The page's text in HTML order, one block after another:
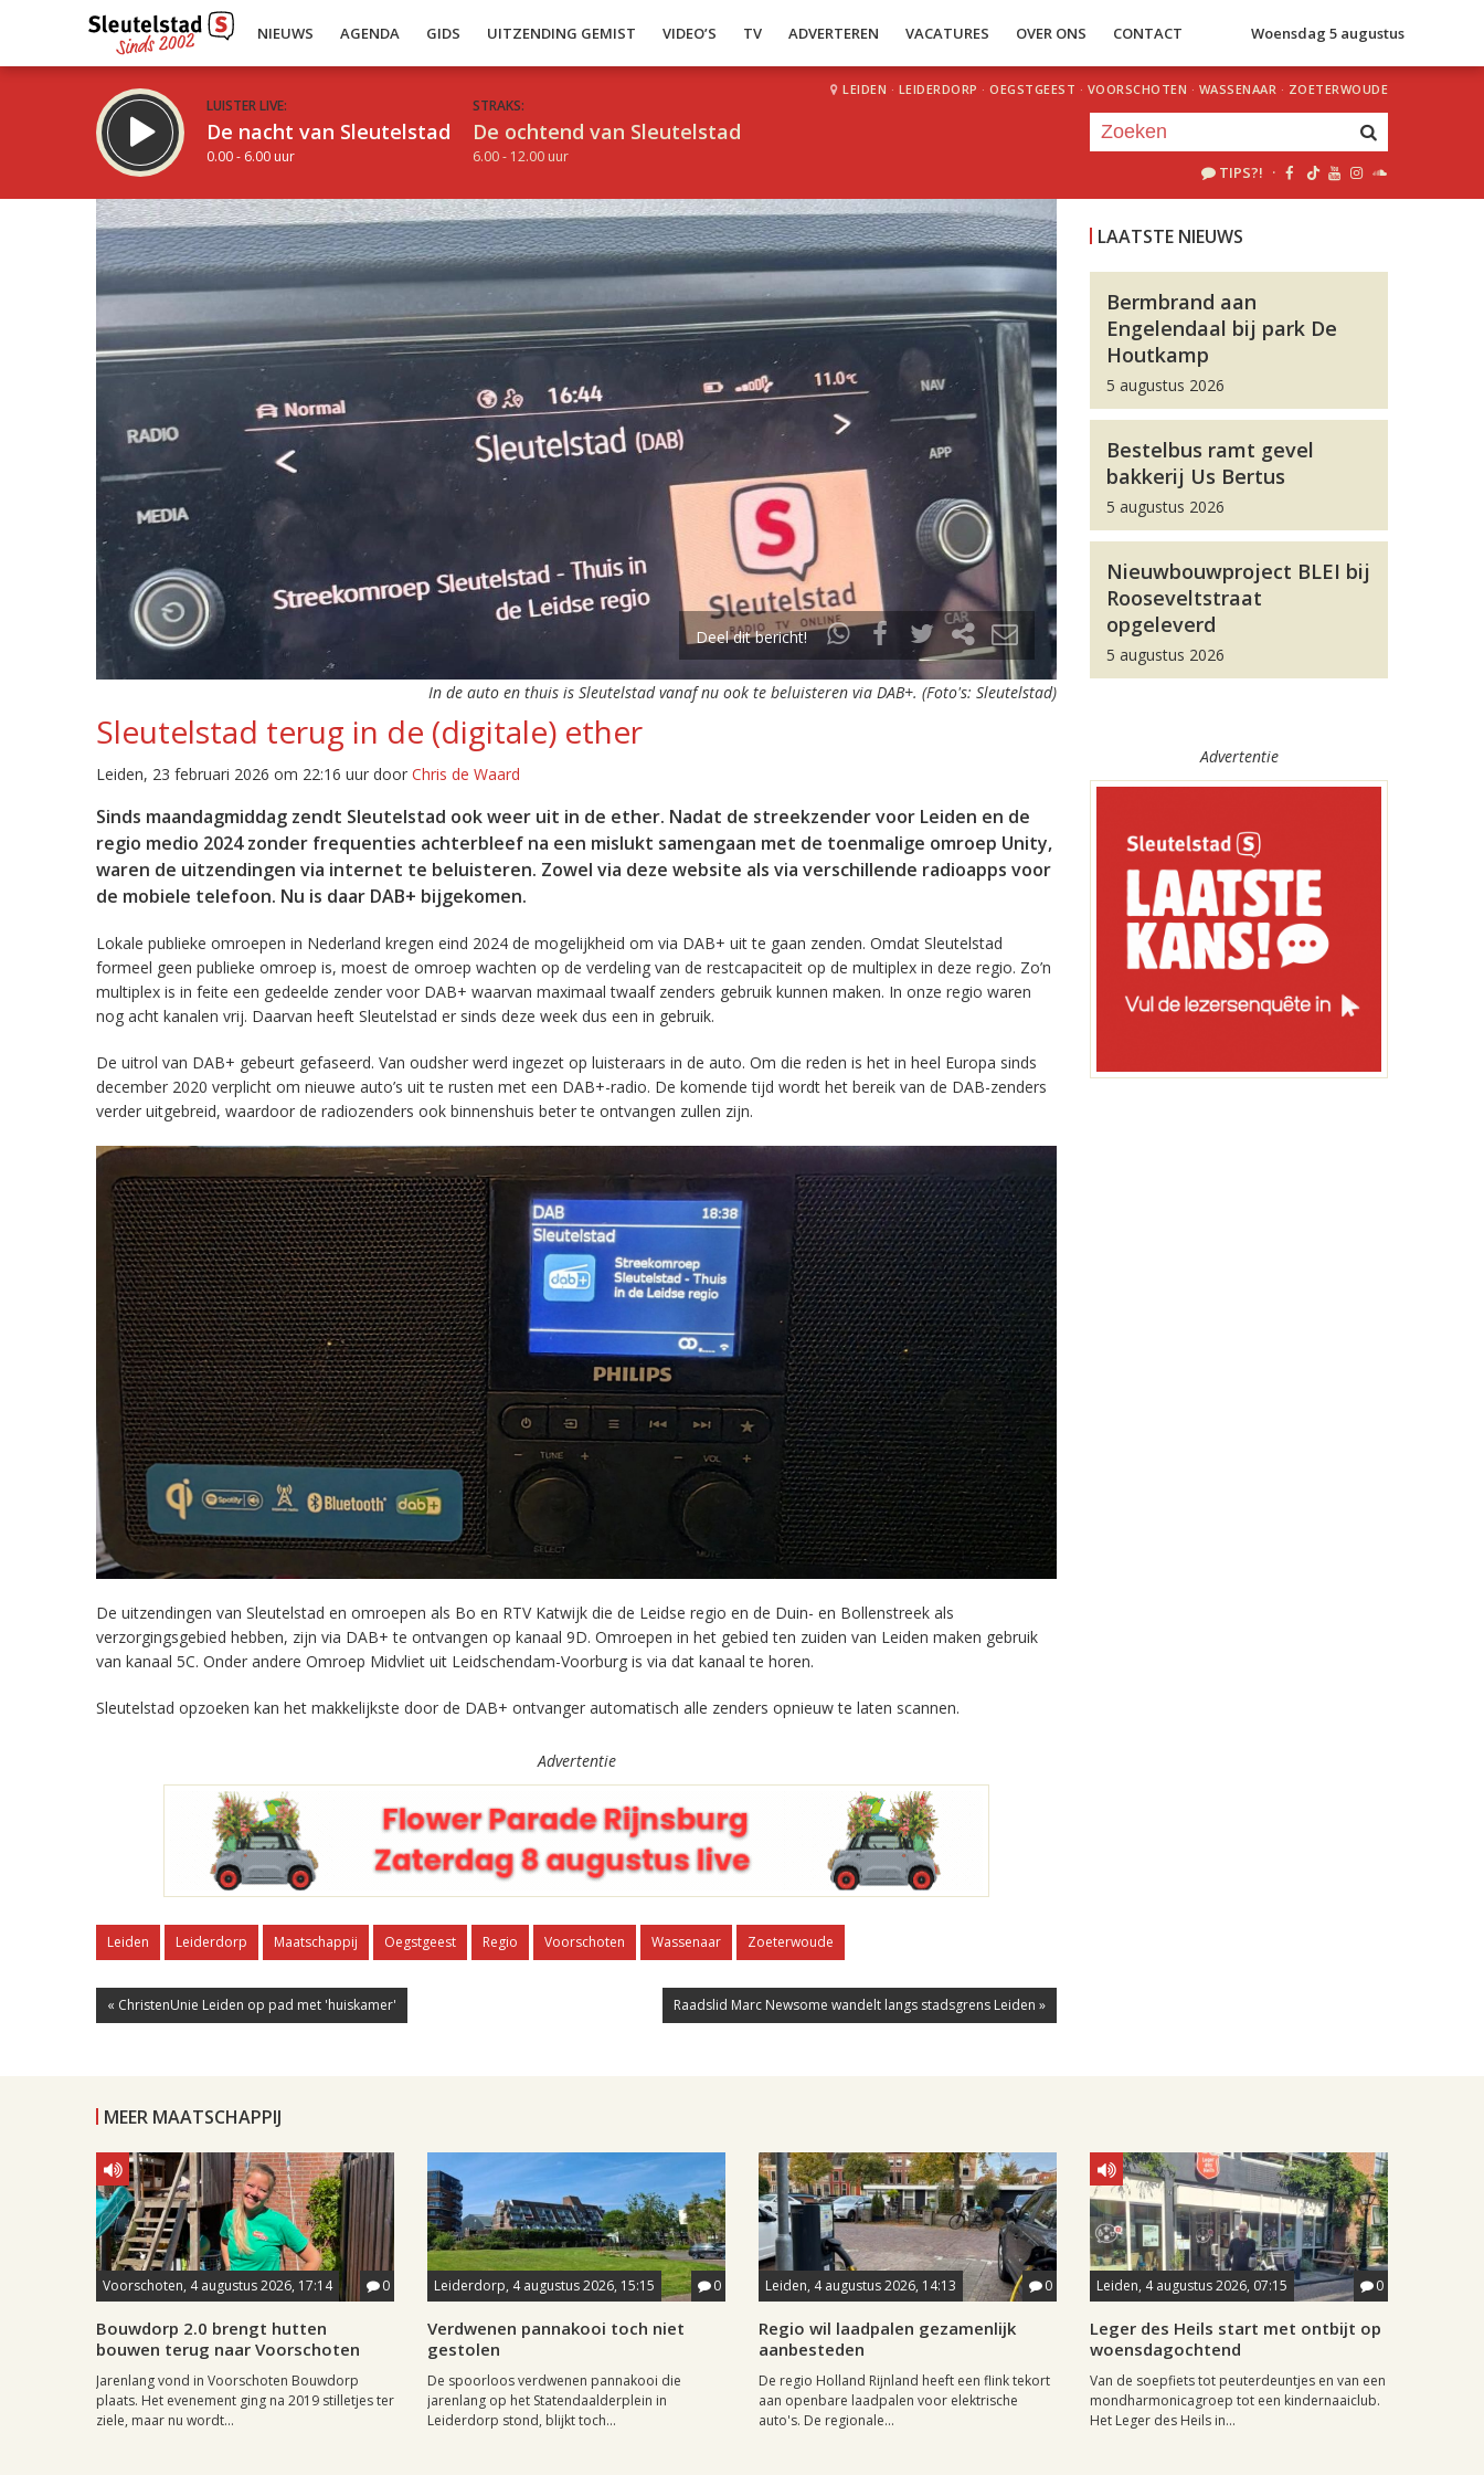
NIEUWS AGENDA GIDS UITZENDING GEMIST VIDEO’S TV ADVERTEREN VACATURES OVER ONS CONTACT Woensdag 5 augustus
LUISTER LIVE:
De nacht van Sleutelstad
0.00 - 6.00 uur
STRAKS:
De ochtend van Sleutelstad
6.00 - 12.00 uur
LEIDEN · LEIDERDORP · OEGSTGEEST · VOORSCHOTEN · WASSENAAR · ZOETERWOUDE
TIPS?! ·
Deel dit bericht!
In de auto en thuis is Sleutelstad vanaf nu ook te beluisteren via DAB+. (Foto's: Sleutelstad)
Sleutelstad terug in de (digitale) ether
Leiden, 23 februari 2026 om 22:16 uur door Chris de Waard
Sinds maandagmiddag zendt Sleutelstad ook weer uit in de ether. Nadat de streekzender voor Leiden en de
regio medio 2024 zonder frequenties achterbleef na een mislukt samengaan met de toenmalige omroep Unity,
waren de uitzendingen via internet te beluisteren. Zowel via deze website als via verschillende radioapps voor
de mobiele telefoon. Nu is daar DAB+ bijgekomen.
Lokale publieke omroepen in Nederland kregen eind 2024 de mogelijkheid om via DAB+ uit te gaan zenden. Omdat Sleutelstad
formeel geen publieke omroep is, moest de omroep wachten op de verdeling van de restcapaciteit op de multiplex in deze regio. Zo’n
multiplex is in feite een gedeelde zender voor DAB+ waarvan maximaal twaalf zenders gebruik kunnen maken. In onze regio waren
nog acht kanalen vrij. Daarvan heeft Sleutelstad er sinds deze week dus een in gebruik.
De uitrol van DAB+ gebeurt gefaseerd. Van oudsher werd ingezet op luisteraars in de auto. Om die reden is het in heel Europa sinds
december 2020 verplicht om nieuwe auto’s uit te rusten met een DAB+-radio. De komende tijd wordt het bereik van de DAB-zenders
verder uitgebreid, waardoor de radiozenders ook binnenshuis beter te ontvangen zullen zijn.
De uitzendingen van Sleutelstad en omroepen als Bo en RTV Katwijk die de Leidse regio en de Duin- en Bollenstreek als
verzorgingsgebied hebben, zijn via DAB+ te ontvangen op kanaal 9D. Omroepen in het gebied ten zuiden van Leiden maken gebruik
van kanaal 5C. Onder andere Omroep Midvliet uit Leidschendam-Voorburg is via dat kanaal te horen.
Sleutelstad opzoeken kan het makkelijkste door de DAB+ ontvanger automatisch alle zenders opnieuw te laten scannen.
Advertentie
Leiden Leiderdorp Maatschappij Oegstgeest Regio Voorschoten Wassenaar Zoeterwoude
« ChristenUnie Leiden op pad met 'huiskamer' Raadslid Marc Newsome wandelt langs stadsgrens Leiden »
LAATSTE NIEUWS
Bermbrand aan
Engelendaal bij park De
Houtkamp
5 augustus 2026
Bestelbus ramt gevel
bakkerij Us Bertus
5 augustus 2026
Nieuwbouwproject BLEI bij
Rooseveltstraat
opgeleverd
5 augustus 2026
Advertentie
MEER MAATSCHAPPIJ
Voorschoten, 4 augustus 2026, 17:14 0
Bouwdorp 2.0 brengt hutten
bouwen terug naar Voorschoten
Jarenlang vond in Voorschoten Bouwdorp
plaats. Het evenement ging na 2019 stilletjes ter
ziele, maar nu wordt...
Leiderdorp, 4 augustus 2026, 15:15 0
Verdwenen pannakooi toch niet
gestolen
De spoorloos verdwenen pannakooi die
jarenlang op het Statendaalderplein in
Leiderdorp stond, blijkt toch...
Leiden, 4 augustus 2026, 14:13 0
Regio wil laadpalen gezamenlijk
aanbesteden
De regio Holland Rijnland heeft een flink tekort
aan openbare laadpalen voor elektrische
auto's. De regionale...
Leiden, 4 augustus 2026, 07:15 0
Leger des Heils start met ontbijt op
woensdagochtend
Van de soepfiets tot peuterdeuntjes en van een
mondharmonicagroep tot een kindernaaiclub.
Het Leger des Heils in...